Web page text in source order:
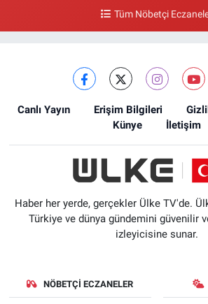
0 (212) 640 11 57 Yol Tarifi Al
Tüm Nöbetçi
Canlı Yayın Erişim Bilgileri
Künye
İletişim
Haber her yerde, gerçekler Ülke TV'de.
Türkiye ve dünya gündemini güvenilir
izleyicisine sunar.
NÖBETÇI ECZANELER